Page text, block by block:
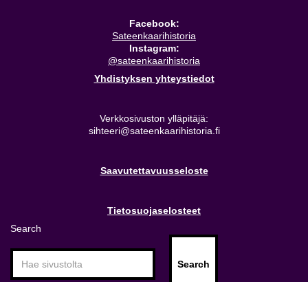
Facebook:
Sateenkaarihistoria
Instagram:
@sateenkaarihistoria
Yhdistyksen yhteystiedot
Verkkosivuston ylläpitäjä:
sihteeri@sateenkaarihistoria.fi
Saavutettavuusseloste
Tietosuojaselosteet
Search
Search